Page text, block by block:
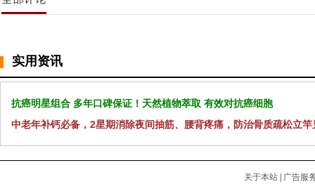
实用资讯
抗癌明星组合 多年口碑保证！天然植物萃取 有效对抗癌细胞
中老年补钙必备，2星期消除夜间抽筋、腰背疼痛，防治骨质疏松立竿
关于本站 | 广告服